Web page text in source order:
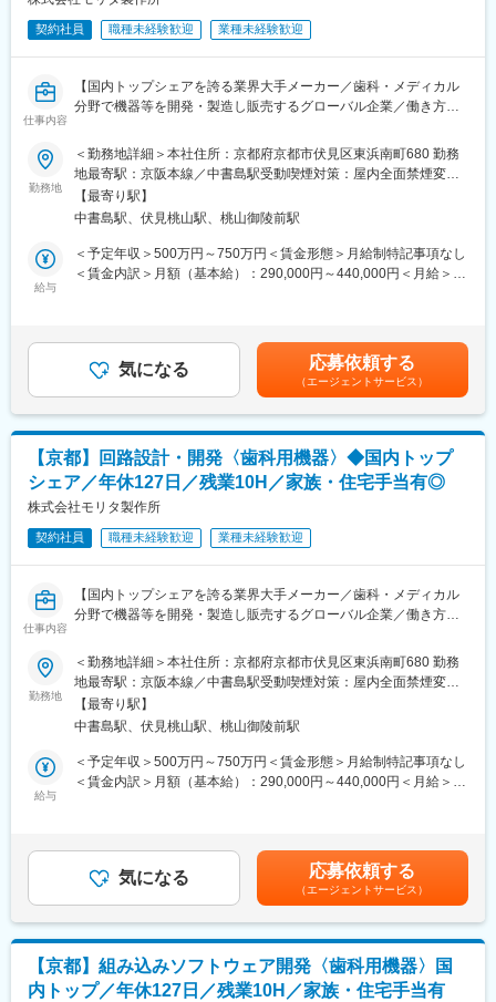
■担当エリア：
メンバー5名で、京都の各エリアを担当しております。配属後はエ
※定期的に研修を行いますのでその際は県外への対応がございま
す。
変更の範囲：会社の定める業務
どで先生方の声を聞き、開発に繋げています。
◎業界最大手メーカーだからこそ、その分野の最先端技術に触れ
ることができ、技術者としてスキルアップが図れます。自身のア
イデアが実現され、世界中で使用される製品のものづくりに貢献
できます。
◎社員の意見や働く環境を真面目に考えている会社です。自分の
■組織構成：
第二研究開発部61名
※レントゲンなどを取り扱う部署で、5つのグループに分かれてい
■企業魅力：
るのは、世界の168の国と地域にわたります。
◎デザイン性と機能性を兼ね備えた製品
世界トップクラスの技術力と高い品質にプラスし、細かな工夫も
至る所に施されているのが同社の製品です。例えば2011年に発売
した診療台「ソアリック-Soaric-」は高い機能性・安全性はもちろ
ん、デザイン性も高く評価され、日本の歯科メーカーで初めてド
イツのiFデザイン賞金賞を受賞し、グッドデザイン賞金賞にも選
ばれました。
変更の範囲：会社の定める業務
契約社員 職種未経験歓迎 業種未経験歓迎
仕事内容
【国内トップシェアを誇る業界大手メーカー／歯科・メディカル
分野で機器等を開発・製造し販売するグローバル企業／働き方抜
■職務内容：
歯科医療現場で使用される画像診断機器(レントゲン)または周辺機
器などの製品開発を行っていただきます。
ハードウェア設計開発、製品本体の電気回路設計、評価業務をお
任せします。
チーム体制で量産設計まで一貫した製品開発へのかかわり方が可
■やりがい：
◎同社では１つの業務に固執することなく、幅広い内容の仕事を
どで先生方の声を聞き、開発に繋げています。
◎業界最大手メーカーだからこそ、その分野の最先端技術に触れ
ることができ、技術者としてスキルアップが図れます。自身のア
イデアが実現され、世界中で使用される製品のものづくりに貢献
できます。
・社員の意見や働く環境を真面目に考えている会社です。自分の
現在の力を活かし、さらに伸ばしたい方には最高の環境です。
■組織構成：
第一研究開発部37名 周辺機器・ハンドピース・インスツルメン
■企業魅力：
◎グローバル展開「世界シェア上昇中」
現在モリタ製作所の海外拠点は、ドイツ・北米・インドネシア・
るのは、世界の168の国と地域にわたります。今後も販売活動を
続け海外のパートナーの獲得、業務の拡大を目指していきます。
した診療台「ソアリック-Soaric-」は高い機能性・安全性はもちろ
ん、デザイン性も高く評価され、日本の歯科メーカーで初めてド
イツのiFデザイン賞金賞を受賞し、グッドデザイン賞金賞にも選
ばれました。またこの製品の開発には入社3年目ほどの若手社員も
携わっていました。
勤務地
＜勤務地詳細＞本社住所：京都府京都市伏見区東浜南町680 勤務
地最寄駅：京阪本線／中書島駅受動喫煙対策：屋内全面禁煙変更
の範囲：会社の定める事業所
【最寄り駅】
中書島駅、伏見桃山駅、桃山御陵前駅
給与
＜予定年収＞500万円～750万円＜賃金形態＞月給制特記事項なし
＜賃金内訳＞月額（基本給）：290,000円～440,000円＜月給＞
キルをみて決定します。■賞与平均5ヶ月賃金はあくまでも目安の
金額であり、選考を通じて上下する可能性があります。月給(月額)
は固定手当を含めた表記です。
気になる 応募依頼する
（エージェントサービス）
【京都】回路設計・開発〈歯科用機器〉◆国内トップ
シェア／年休127日／残業10H／家族・住宅手当有◎
株式会社モリタ製作所
契約社員 職種未経験歓迎 業種未経験歓迎
仕事内容
【国内トップシェアを誇る業界大手メーカー／歯科・メディカル
分野で機器等を開発・製造し販売するグローバル企業／働き方抜
■職務内容：
歯科医療現場で使用される画像診断機器(レントゲン)または周辺機
器などの製品開発を行っていただきます。
他社との差別化のため更なるスピードアップや、新製品投入など
の一端を担うことが求められます。
チーム体制で量産設計まで一貫した製品開発へのかかわり方が可
■やりがい：
◎同社では１つの業務に固執することなく、幅広い内容の仕事を
どで先生方の声を聞き、開発に繋げています。
◎業界最大手メーカーだからこそ、その分野の最先端技術に触れ
ることができ、技術者としてスキルアップが図れます。自身のア
勤務地
＜勤務地詳細＞本社住所：京都府京都市伏見区東浜南町680 勤務
地最寄駅：京阪本線／中書島駅受動喫煙対策：屋内全面禁煙変更
の範囲：会社の定める事業所
【最寄り駅】
中書島駅、伏見桃山駅、桃山御陵前駅
給与
＜予定年収＞500万円～750万円＜賃金形態＞月給制特記事項なし
＜賃金内訳＞月額（基本給）：290,000円～440,000円＜月給＞
キルをみて決定します。■賞与平均5ヶ月賃金はあくまでも目安の
金額であり、選考を通じて上下する可能性があります。月給(月額)
は固定手当を含めた表記です。
気になる 応募依頼する
（エージェントサービス）
【京都】組み込みソフトウェア開発〈歯科用機器〉国
内トップ／年休127日／残業10H／家族・住宅手当有